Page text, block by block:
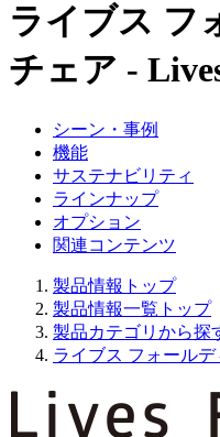
ライブス フ
チェア -
シーン・事例
機能
サステナビリティ
ラインナップ
オプション
関連コンテンツ
製品情報トップ
製品情報一覧トップ
製品カテゴリから探
ライブス フォール